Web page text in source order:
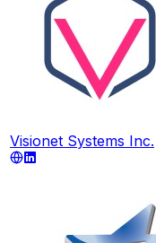
Visionet Systems Inc.